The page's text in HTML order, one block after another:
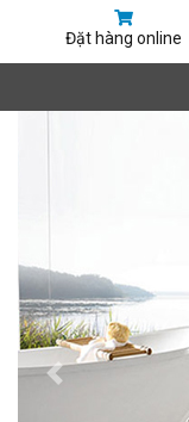
Đặt hàng online
Previous